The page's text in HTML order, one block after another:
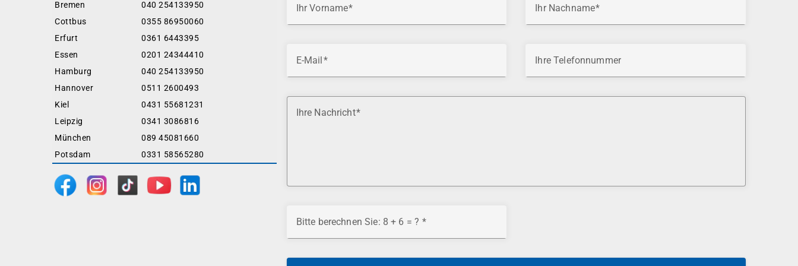
Bremen
040 254133950
Cottbus
0355 86950060
Erfurt
0361 6443395
Essen
0201 24344410
Hamburg
040 254133950
Hannover
0511 2600493
Kiel
0431 55681231
Leipzig
0341 3086816
München
089 45081660
Potsdam
0331 58565280
Ihr Vorname Ihr Nachname
E-Mail Ihre Telefonnummer
Ihre Nachricht
Bitte berechnen Sie: 8 + 6 = ?